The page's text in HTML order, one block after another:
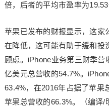
倍，后者的平均市盈率为19.53
苹果已发布的财报显示，这家
在降低，这可能有助于缓和投
顾虑。iPhone业务第三财季营
亿美元总营收的54.7%。
63.4%，在2016年占据了苹果
苹果总营收的66.3%。（编译/